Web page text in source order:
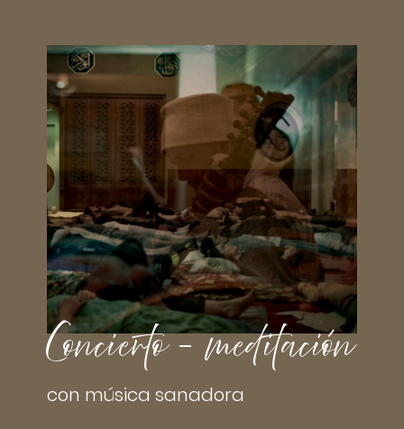
Concierto - meditación
con música sanadora